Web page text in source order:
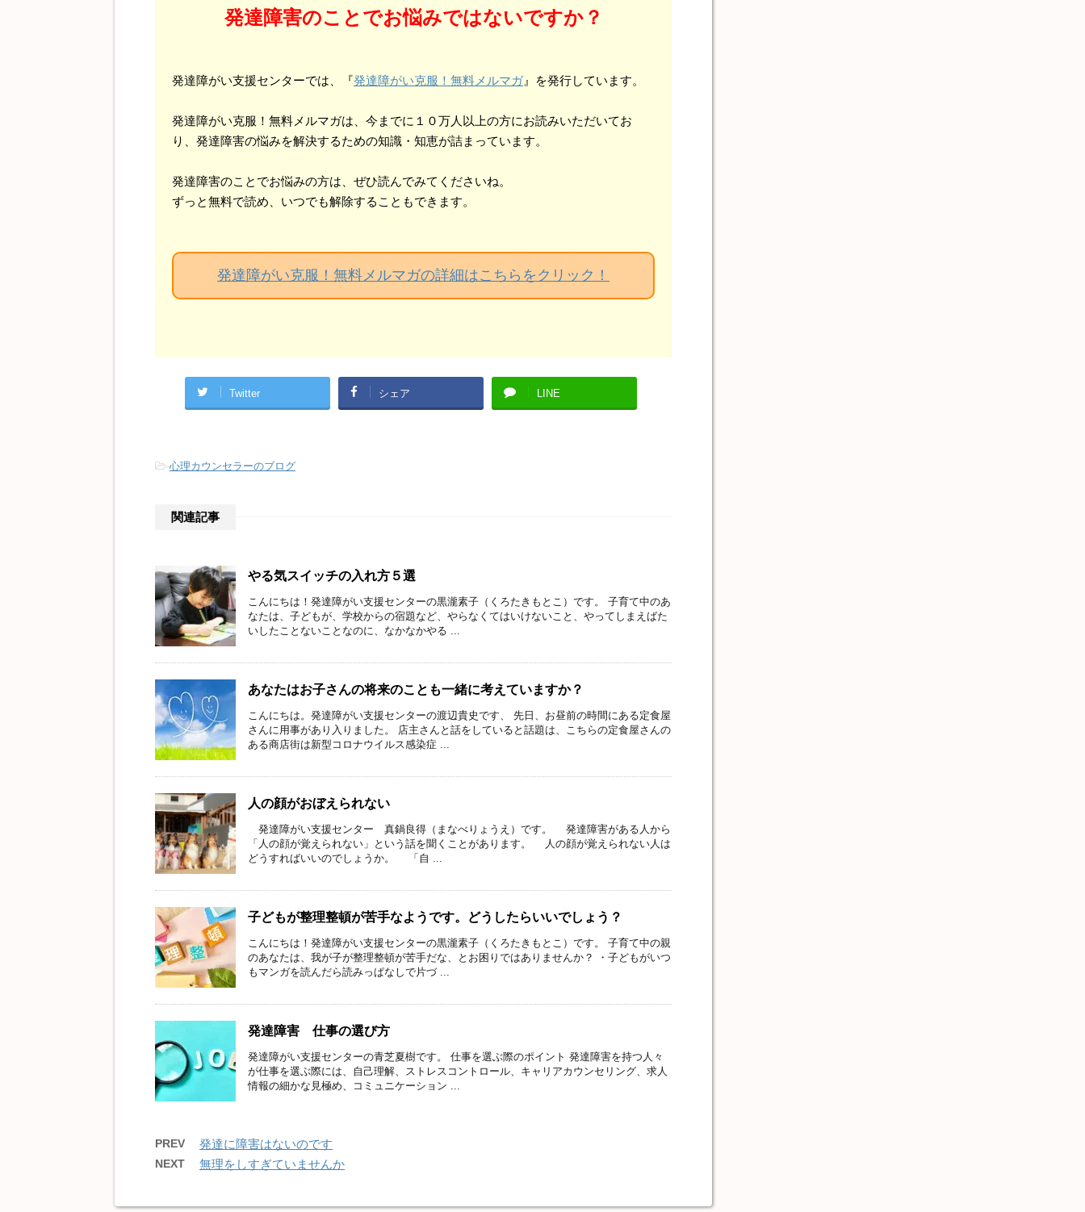
発達障害のことでお悩みではないですか？
発達障がい支援センターでは、『発達障がい克服！無料メルマガ』を発行しています。
発達障がい克服！無料メルマガは、今までに１０万人以上の方にお読みいただいてお
り、発達障害の悩みを解決するための知識・知恵が詰まっています。
発達障害のことでお悩みの方は、ぜひ読んでみてくださいね。
ずっと無料で読め、いつでも解除することもできます。
発達障がい克服！無料メルマガの詳細はこちらをクリック！
Twitter シェア LINE
-心理カウンセラーのブログ
関連記事
やる気スイッチの入れ方５選
こんにちは！発達障がい支援センターの黒瀧素子（くろたきもとこ）です。 子育て中のあ
なたは、子どもが、学校からの宿題など、やらなくてはいけないこと、やってしまえばた
いしたことないことなのに、なかなかやる ...
あなたはお子さんの将来のことも一緒に考えていますか？
こんにちは。発達障がい支援センターの渡辺貴史です、 先日、お昼前の時間にある定食屋
さんに用事があり入りました。 店主さんと話をしていると話題は、こちらの定食屋さんの
ある商店街は新型コロナウイルス感染症 ...
人の顔がおぼえられない
発達障がい支援センター 真鍋良得（まなべりょうえ）です。 発達障害がある人から
「人の顔が覚えられない」という話を聞くことがあります。 人の顔が覚えられない人は
どうすればいいのでしょうか。 「自 ...
子どもが整理整頓が苦手なようです。どうしたらいいでしょう？
こんにちは！発達障がい支援センターの黒瀧素子（くろたきもとこ）です。 子育て中の親
のあなたは、我が子が整理整頓が苦手だな、とお困りではありませんか？ ・子どもがいつ
もマンガを読んだら読みっぱなしで片づ ...
発達障害 仕事の選び方
発達障がい支援センターの青芝夏樹です。 仕事を選ぶ際のポイント 発達障害を持つ人々
が仕事を選ぶ際には、自己理解、ストレスコントロール、キャリアカウンセリング、求人
情報の細かな見極め、コミュニケーション ...
PREV 発達に障害はないのです
NEXT 無理をしすぎていませんか